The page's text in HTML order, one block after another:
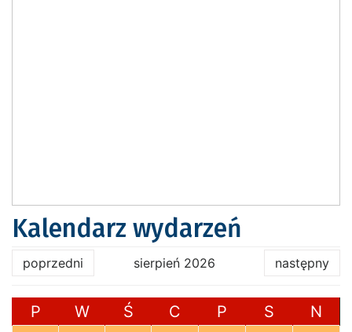
Kalendarz wydarzeń
poprzedni sierpień 2026 następny
P W Ś C P S N